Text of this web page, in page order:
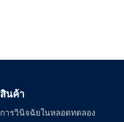
สินค้า
การวินิจฉัยในหลอดทดลอง